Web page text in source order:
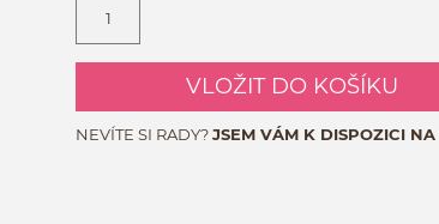
VLOŽIT DO KOŠÍKU
NEVÍTE SI RADY?JSEM VÁM K DISPOZICI NA